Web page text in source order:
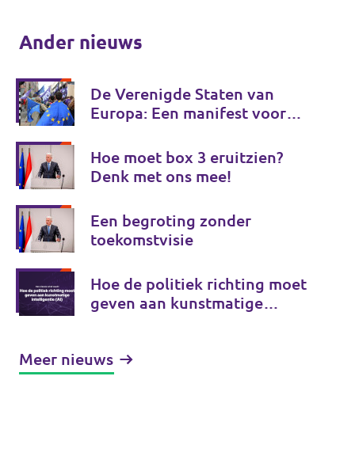
Ander nieuws
De Verenigde Staten van
Europa: Een manifest voor
Hoe moet box 3 eruitzien?
Denk met ons mee!
Een begroting zonder
toekomstvisie
Hoe de politiek richting moet
geven aan kunstmatige
Meer nieuws